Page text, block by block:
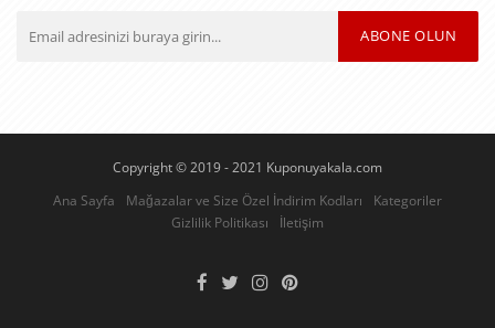
ABONE OLUN
Copyright © 2019 - 2021 Kuponuyakala.com
Ana Sayfa
Mağazalar ve Size Özel İndirim Kodları
Kategoriler
Gizlilik Politikası
İletişim